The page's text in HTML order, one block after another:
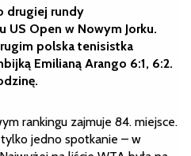
drugiej rundy
Open w Nowym Jorku.
polska tenisistka
Emilianą Arango 6:1, 6:2.
rankingu zajmuje 84. miejsce.
jedno spotkanie – w